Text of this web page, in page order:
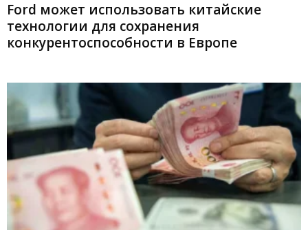
Ford может использовать китайские
технологии для сохранения
конкурентоспособности в Европе